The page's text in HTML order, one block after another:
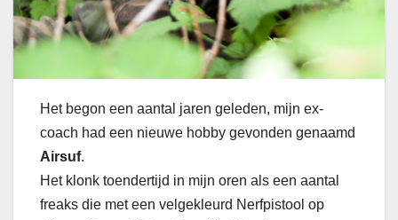
Het begon een aantal jaren geleden, mijn ex-
coach had een nieuwe hobby gevonden genaamd
Airsuf.
Het klonk toendertijd in mijn oren als een aantal
freaks die met een velgekleurd Nerfpistool op